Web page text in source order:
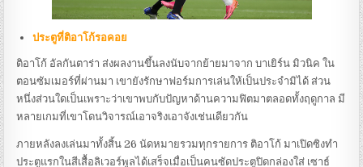
ประตูที่ติอาโก้รอคอย
ติอาโก้ อัลกันตาร่า ส่งผลงานขึ้นลงนับจากย้ายมาจาก บาเยิร์น มิวนิค ใน
ตอนซัมเมอร์ที่ผ่านมา เขายังรักษาฟอร์มการเล่นให้เป็นประจำมิได้ ส่วน
หนึ่งส่วนใดเป็นเพราะว่าเขาพบกับปัญหาด้านความฟิตมาตลอดทั้งฤดูกาล มี
หลายเกมที่เขาโดนวิจารณ์เอาจริงเอาจังเช่นเดียวกัน
ภายหลังลงเล่นมาทั้งสิ้น 26 นัดหมายรวมทุกรายการ ติอาโก้ มาเปิดซิงทำ
ประตูแรกในสีเสื้อลิเวอร์พูลได้เสร็จเมื่อเป็นคนซัดประตูปิดกล่องใส่ เซาธ์